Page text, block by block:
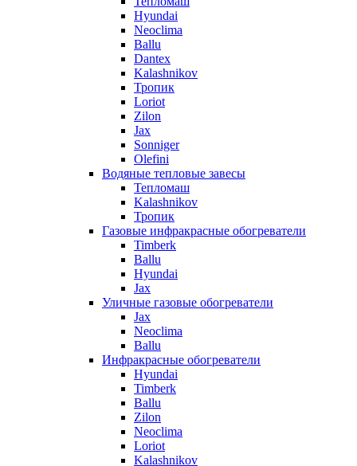
Hyundai
Neoclima
Ballu
Dantex
Kalashnikov
Тропик
Loriot
Zilon
Jax
Sonniger
Olefini
Водяные тепловые завесы
Тепломаш
Kalashnikov
Тропик
Газовые инфракрасные обогреватели
Timberk
Ballu
Hyundai
Jax
Уличные газовые обогреватели
Jax
Neoclima
Ballu
Инфракрасные обогреватели
Hyundai
Timberk
Ballu
Zilon
Neoclima
Loriot
Kalashnikov